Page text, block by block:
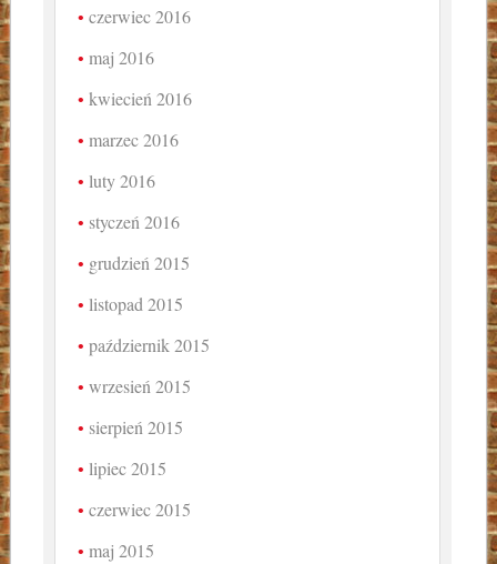
czerwiec 2016
maj 2016
kwiecień 2016
marzec 2016
luty 2016
styczeń 2016
grudzień 2015
listopad 2015
październik 2015
wrzesień 2015
sierpień 2015
lipiec 2015
czerwiec 2015
maj 2015